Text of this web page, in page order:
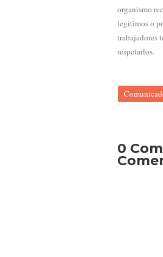
organismo
legítimos o
trabajadores
respetarlos.
0